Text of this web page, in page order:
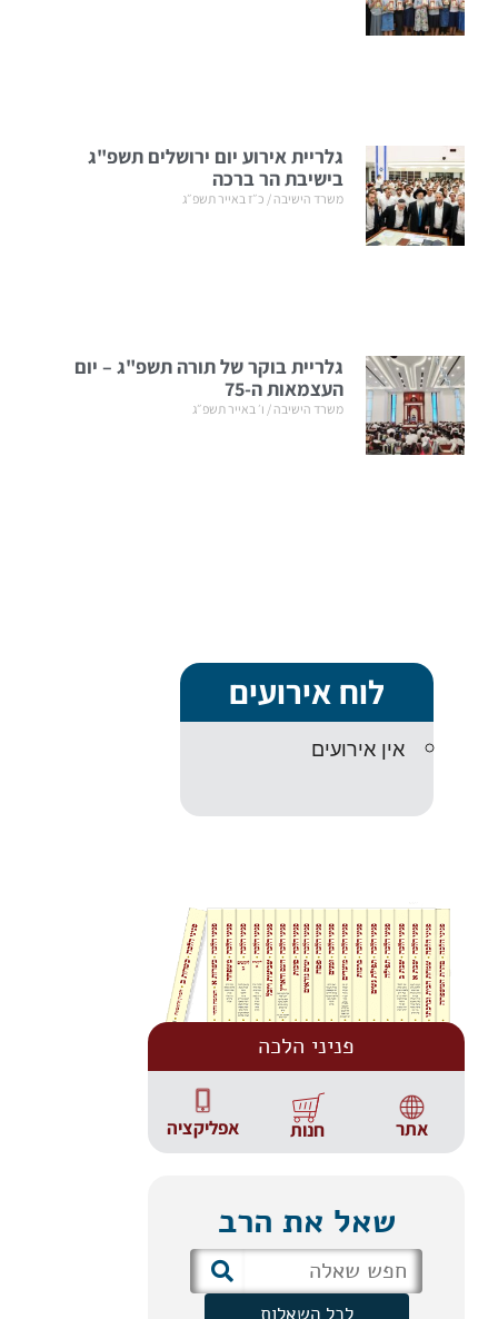
לוח אירועים
אין אירועים
פניני הלכה
אתר חנות אפליקציה
שאל את הרב
גלריית אירוע יום ירושלים תשפ"ג
בישיבת הר ברכה
משרד הישיבה כ״ז באייר תשפ״ג
גלריית בוקר של תורה תשפ"ג – יום
העצמאות ה-75
משרד הישיבה ו׳ באייר תשפ״ג